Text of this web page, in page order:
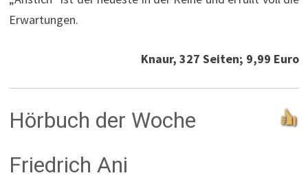
Erwartungen.
Knaur, 327 Seiten; 9,99 Euro
Hörbuch der Woche
Friedrich Ani